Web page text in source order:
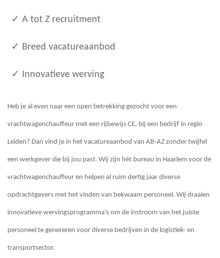
✓ A tot Z recruitment
✓ Breed vacatureaanbod
✓ Innovatieve werving
Heb je al even naar een open betrekking gezocht voor een
vrachtwagenchauffeur met een rijbewijs CE, bij een bedrijf in regio
Leiden? Dan vind je in het vacatureaanbod van AB-AZ zonder twijfel
een werkgever die bij jou past. Wij zijn hét bureau in Haarlem voor de
vrachtwagenchauffeur en helpen al ruim dertig jaar diverse
opdrachtgevers met het vinden van bekwaam personeel. Wij draaien
innovatieve wervingsprogramma’s om de instroom van het juiste
personeel te genereren voor diverse bedrijven in de logistiek- en
transportsector.